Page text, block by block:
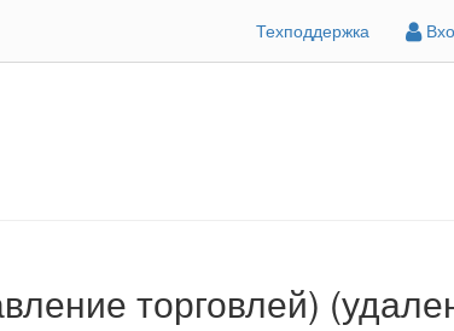
Техподдержка
торговлей)